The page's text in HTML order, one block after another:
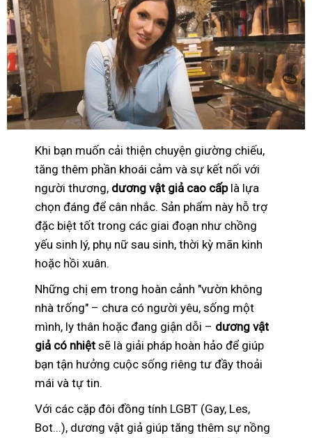
Khi bạn muốn cải thiện chuyện giường chiếu,
tăng thêm phần khoái cảm và sự kết nối với
người thương, dương vật giả cao cấplà lựa
chọn đáng để cân nhắc. Sản phẩm này hỗ trợ
đặc biệt tốt trong các giai đoạn như chồng
yếu sinh lý, phụ nữ sau sinh, thời kỳ mãn kinh
hoặc hồi xuân.
Những chị em trong hoàn cảnh "vườn không
nhà trống" – chưa có người yêu, sống một
mình, ly thân hoặc đang giận dỗi – dương vật
giả có nhiệt sẽ là giải pháp hoàn hảo để giúp
bạn tận hưởng cuộc sống riêng tư đầy thoải
mái và tự tin.
Với các cặp đôi đồng tính LGBT (Gay, Les,
Bot...), dương vật giả giúp tăng thêm sự nồng